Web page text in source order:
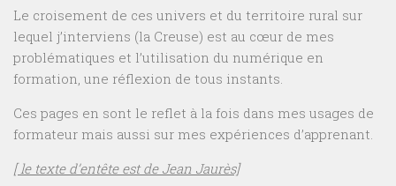
Le croisement de ces univers et du territoire rural sur
lequel j’interviens (la Creuse) est au cœur de mes
problématiques et l’utilisation du numérique en
formation, une réflexion de tous instants.
Ces pages en sont le reflet à la fois dans mes usages de
formateur mais aussi sur mes expériences d’apprenant.
[ le texte d’entête est de Jean Jaurès]